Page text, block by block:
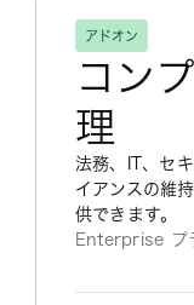
アドオン
コン
理
法務、IT、セ
イアンスの維
供できます。
Enterprise プ